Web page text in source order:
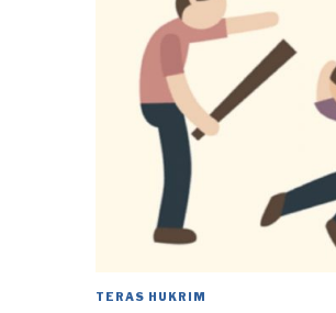
TERAS HUKRIM